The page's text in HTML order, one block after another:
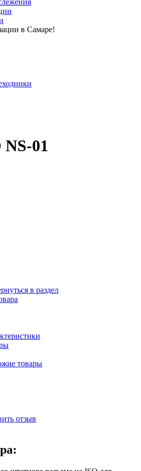
в Самаре!
01
отзыв